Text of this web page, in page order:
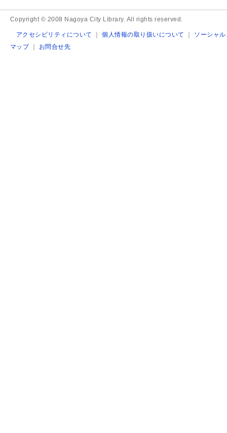
Copyright © 2008 Nagoya City Library. All rights reserved.
アクセシビリティについて ｜個人情報の取り扱いについて ｜ ソーシャ
マップ｜ お問合せ先